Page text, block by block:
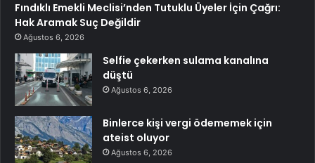
Fındıklı Emekli Meclisi’nden Tutuklu Üyeler İçin Çağrı:
Hak Aramak Suç Değildir
Ağustos 6, 2026
Selfie çekerken sulama kanalına
düştü
Ağustos 6, 2026
Binlerce kişi vergi ödememek için
ateist oluyor
Ağustos 6, 2026